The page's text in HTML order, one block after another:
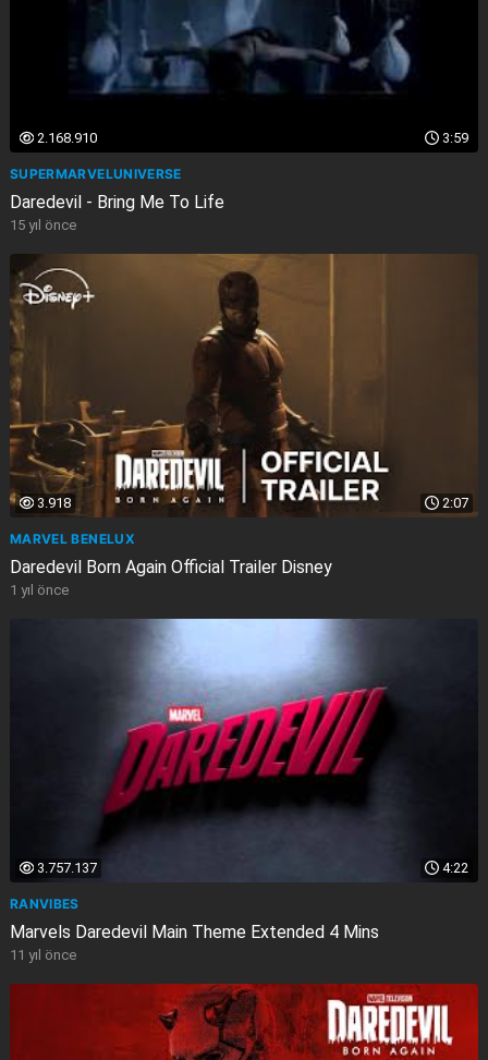
3:59
2.168.910
SUPERMARVELUNIVERSE
Daredevil - Bring Me To Life
15 yıl önce
2:07
3.918
MARVEL BENELUX
Daredevil Born Again Official Trailer Disney
1 yıl önce
4:22
3.757.137
RANVIBES
Marvels Daredevil Main Theme Extended 4 Mins
11 yıl önce